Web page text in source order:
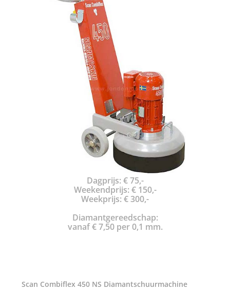
Dagprijs: € 75,-
Weekendprijs: € 150,-
Weekprijs: € 300,-
Diamantgereedschap:
vanaf € 7,50 per 0,1 mm.
Scan Combiflex 450 NS Diamantschuurmachine